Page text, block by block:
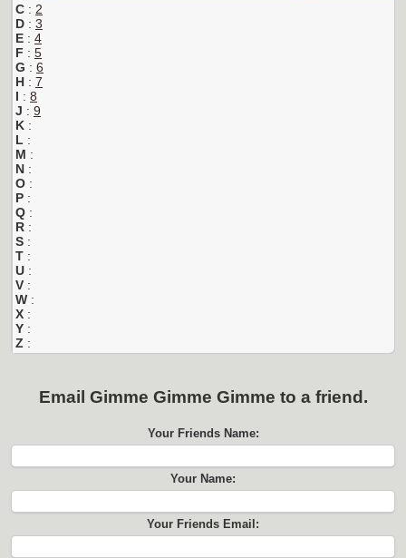
C : 2
D : 3
E : 4
F : 5
G : 6
H : 7
I : 8
J : 9
K :
L :
M :
N :
O :
P :
Q :
R :
S :
T :
U :
V :
W :
X :
Y :
Z :
Email Gimme Gimme Gimme to a friend.
Your Friends Name:
Your Name:
Your Friends Email: